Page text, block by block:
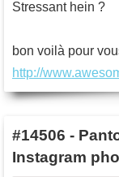
Stressant hein ?
bon voilà pour
http://
#14506 -
Instagram